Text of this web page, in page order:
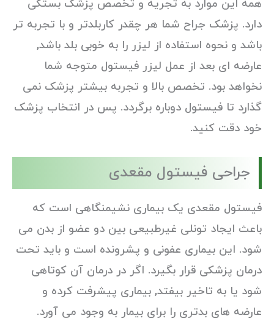
همه این موارد به تجریه و تخصص پزشک بستکی
دارد. پزشک جراح شما هر چقدر کاربلدتر و با تجربه تر
باشد و نحوه استفاده از لیزر را به خوبی بلد باشد,
عارضه ای بعد از عمل لیزر فیستول متوجه شما
نخواهد بود. تخصص بالا و تجربه بیشتر پزشک نمی
گذارد تا فیستول دوباره برگردد. پس در انتخاب پزشک
خود دقت کنید.
جراحی فیستول مقعدی
فیستول مقعدی یک بیماری نشیمنگاهی است که
باعث ایجاد تونلی غیرطبیعی بین دو عضو از بدن می
شود. این بیماری عفونی و پشرونده است و باید تحت
درمان پزشکی قرار بگیرد. اگر در درمان آن کوتاهی
شود یا به تاخیر بیفتد, بیماری پیشرفت کرده و
عارضه های بدتری را برای بیمار به وجود می آورد.